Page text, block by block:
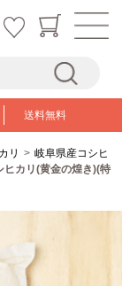
送料無料
リ
岐阜県産コシヒ
ヒカリ(黄金の煌き)(特